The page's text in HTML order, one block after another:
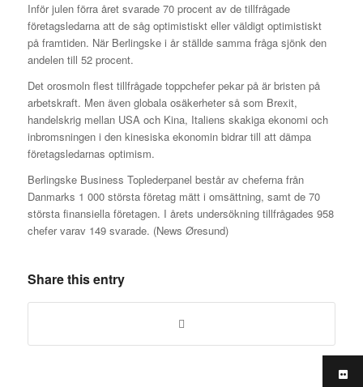
Inför julen förra året svarade 70 procent av de tillfrågade
företagsledarna att de såg optimistiskt eller väldigt optimistiskt
på framtiden. När Berlingske i år ställde samma fråga sjönk den
andelen till 52 procent.
Det orosmoln flest tillfrågade toppchefer pekar på är bristen på
arbetskraft. Men även globala osäkerheter så som Brexit,
handelskrig mellan USA och Kina, Italiens skakiga ekonomi och
inbromsningen i den kinesiska ekonomin bidrar till att dämpa
företagsledarnas optimism.
Berlingske Business Toplederpanel består av cheferna från
Danmarks 1 000 största företag mätt i omsättning, samt de 70
största finansiella företagen. I årets undersökning tillfrågades 958
chefer varav 149 svarade. (News Øresund)
Share this entry